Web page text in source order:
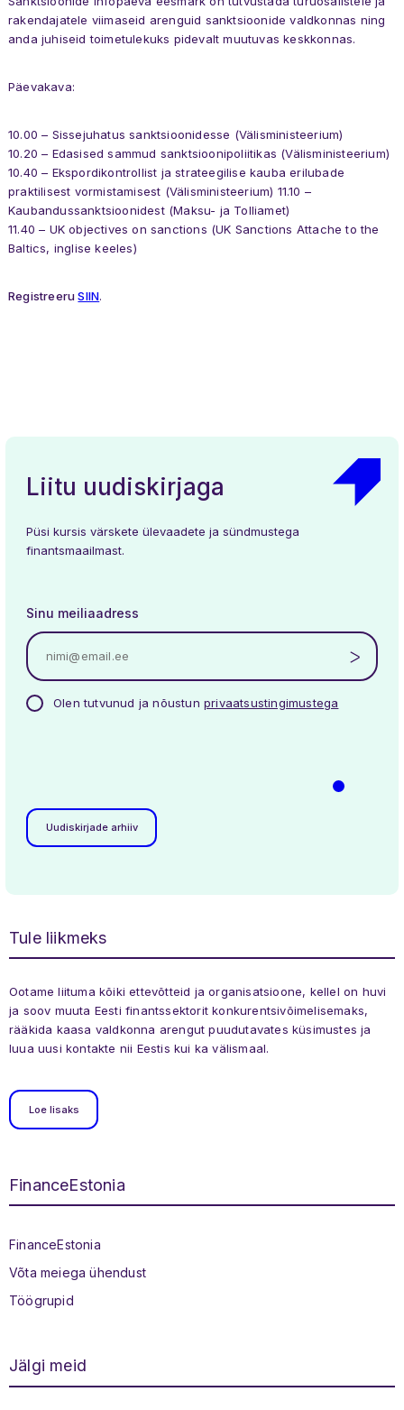
rakendajatele viimaseid arenguid sanktsioonide valdkonnas ning
anda juhiseid toimetulekuks pidevalt muutuvas keskkonnas.
Päevakava:
10.00 – Sissejuhatus sanktsioonidesse (Välisministeerium)
10.20 – Edasised sammud sanktsioonipoliitikas (Välisministeerium)
10.40 – Ekspordikontrollist ja strateegilise kauba erilubade
praktilisest vormistamisest (Välisministeerium) 11.10 –
Kaubandussanktsioonidest (Maksu- ja Tolliamet)
11.40 – UK objectives on sanctions (UK Sanctions Attache to the
Baltics, inglise keeles)
RegistreeruSIIN.
Liitu uudiskirjaga
Püsi kursis värskete ülevaadete ja sündmustega
finantsmaailmast.
Sinu meiliaadress
Olen tutvunud ja nõustun privaatsustingimustega
Uudiskirjade arhiiv
Tule liikmeks
Ootame liituma kõiki ettevõtteid ja organisatsioone, kellel on huvi
ja soov muuta Eesti finantssektorit konkurentsivõimelisemaks,
rääkida kaasa valdkonna arengut puudutavates küsimustes ja
luua uusi kontakte nii Eestis kui ka välismaal.
Loe lisaks
FinanceEstonia
Jaluse menüü
FinanceEstonia
Võta meiega ühendust
Töögrupid
Jälgi meid
Meist